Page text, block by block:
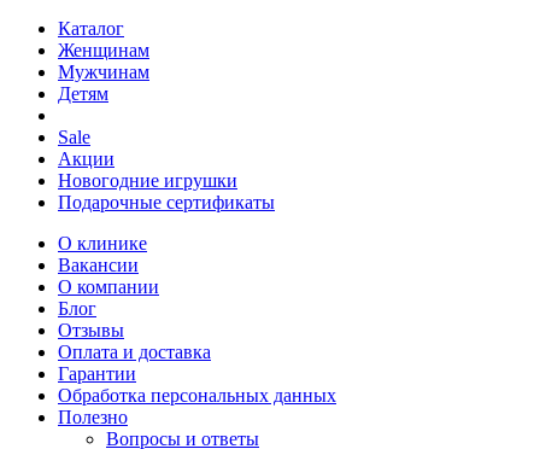
Каталог
Женщинам
Мужчинам
Детям
Sale
Акции
Новогодние игрушки
Подарочные сертификаты
О клинике
Вакансии
О компании
Блог
Отзывы
Оплата и доставка
Гарантии
Обработка персональных данных
Полезно
Вопросы и ответы